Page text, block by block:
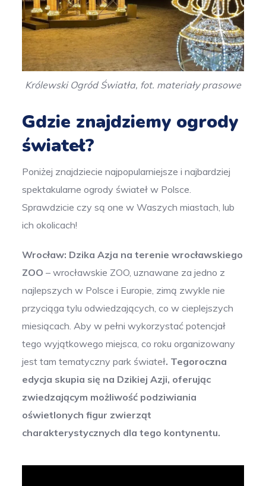
Królewski Ogród Światła, fot. materiały prasowe
Gdzie znajdziemy ogrody
świateł?
Poniżej znajdziecie najpopularniejsze i najbardziej
spektakularne ogrody świateł w Polsce.
Sprawdzicie czy są one w Waszych miastach, lub
ich okolicach!
Wrocław: Dzika Azja na terenie wrocławskiego
ZOO – wrocławskie ZOO, uznawane za jedno z
najlepszych w Polsce i Europie, zimą zwykle nie
przyciąga tylu odwiedzających, co w cieplejszych
miesiącach. Aby w pełni wykorzystać potencjał
tego wyjątkowego miejsca, co roku organizowany
jest tam tematyczny park świateł. Tegoroczna
edycja skupia się na Dzikiej Azji, oferując
zwiedzającym możliwość podziwiania
oświetlonych figur zwierząt
charakterystycznych dla tego kontynentu.